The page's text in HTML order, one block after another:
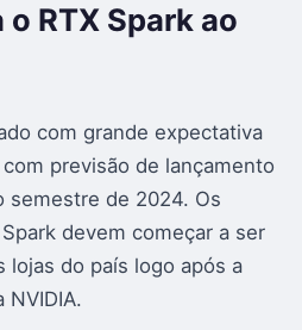
RTX Spark ao
com grande expectativa
previsão de lançamento
semestre de 2024. Os
devem começar a ser
lojas do país logo após a
NVIDIA.